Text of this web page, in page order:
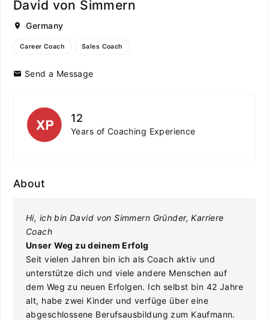
David von Simmern
Germany
Career Coach Sales Coach
Send a Message
12
Years of Coaching Experience
About
Hi, ich bin David von Simmern Gründer, Karriere
Coach
Unser Weg zu deinem Erfolg
Seit vielen Jahren bin ich als Coach aktiv und
unterstütze dich und viele andere Menschen auf
dem Weg zu neuen Erfolgen. Ich selbst bin 42 Jahre
alt, habe zwei Kinder und verfüge über eine
abgeschlossene Berufsausbildung zum Kaufmann.